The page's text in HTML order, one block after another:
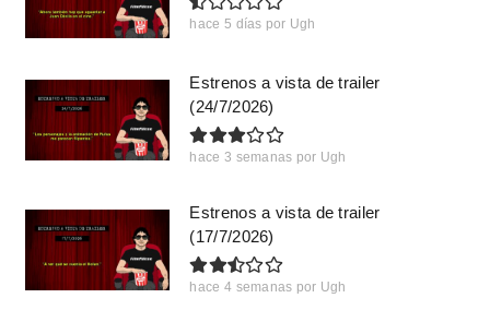
hace 5 días por Ugh
Estrenos a vista de trailer
(24/7/2026)
hace 3 semanas por Ugh
Estrenos a vista de trailer
(17/7/2026)
hace 4 semanas por Ugh